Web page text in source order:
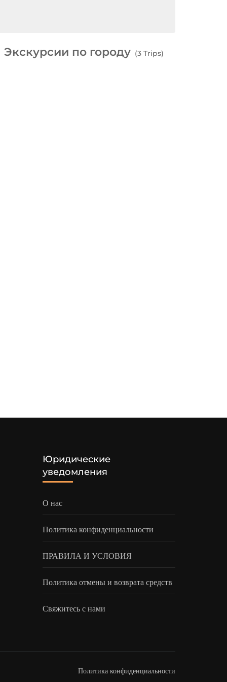
Экскурсии по городу (3 Trips)
Юридические
уведомления
О нас
Политика конфиденциальности
ПРАВИЛА И УСЛОВИЯ
Политика отмены и возврата средств
Свяжитесь с нами
Политика конфиденциальности